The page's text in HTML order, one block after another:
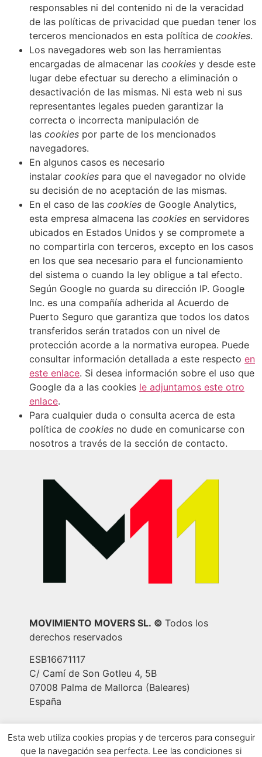
responsables ni del contenido ni de la veracidad
de las políticas de privacidad que puedan tener los
terceros mencionados en esta política de cookies.
Los navegadores web son las herramientas
encargadas de almacenar las cookies y desde este
lugar debe efectuar su derecho a eliminación o
desactivación de las mismas. Ni esta web ni sus
representantes legales pueden garantizar la
correcta o incorrecta manipulación de
las cookies por parte de los mencionados
navegadores.
En algunos casos es necesario
instalar cookies para que el navegador no olvide
su decisión de no aceptación de las mismas.
En el caso de las cookies de Google Analytics,
esta empresa almacena las cookies en servidores
ubicados en Estados Unidos y se compromete a
no compartirla con terceros, excepto en los casos
en los que sea necesario para el funcionamiento
del sistema o cuando la ley obligue a tal efecto.
Según Google no guarda su dirección IP. Google
Inc. es una compañía adherida al Acuerdo de
Puerto Seguro que garantiza que todos los datos
transferidos serán tratados con un nivel de
protección acorde a la normativa europea. Puede
consultar información detallada a este respecto en
este enlace. Si desea información sobre el uso que
Google da a las cookies le adjuntamos este otro
enlace.
Para cualquier duda o consulta acerca de esta
política de cookies no dude en comunicarse con
nosotros a través de la sección de contacto.
MOVIMIENTO MOVERS SL. © Todos los
derechos reservados
ESB16671117
C/ Camí de Son Gotleu 4, 5B
07008 Palma de Mallorca (Baleares)
España
Aviso Legal|Política de privacidad| Política
de cookies|Política de contratación
Esta web utiliza cookies propias y de terceros para conseguir
que la navegación sea perfecta. Lee las condiciones si